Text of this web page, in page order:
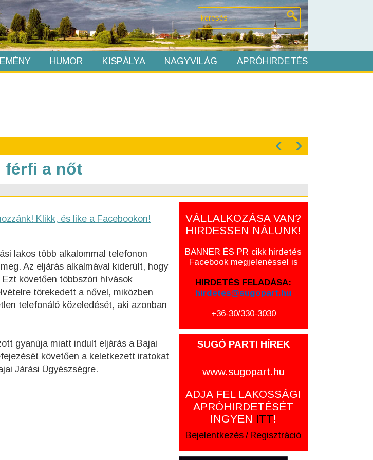
HUMOR KISPÁLYA NAGYVILÁG APRÓHIRDETÉS
‹ ›
férfi a nőt
Klikk, és like a Facebookon!
lakos több alkalommal telefonon
Az eljárás alkalmával kiderült, hogy
követően többszöri hívások
törekedett a nővel, miközben
telefonáló közeledését, aki azonban
gyanúja miatt indult eljárás a Bajai
követően a keletkezett iratokat
Járási Ügyészségre.
VÁLLALKOZÁSA VAN?
HIRDESSEN NÁLUNK!
BANNER ÉS PR cikk hirdetés
Facebook megjelenéssel is
HIRDETÉS FELADÁSA:
hirdetes@sugopart.hu
+36-30/330-3030
SUGÓ PARTI HÍREK
www.sugopart.hu
ADJA FEL LAKOSSÁGI
APRÓHIRDETÉSÉT
INGYEN ITT!
Bejelentkezés / Regisztráció